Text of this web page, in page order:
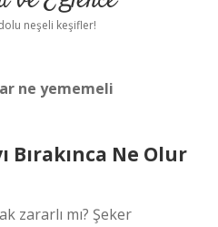
Uyarı
neşeli keşifler!
ne yememeli
Bırakınca Ne Olur
zararlı mı? Şeker